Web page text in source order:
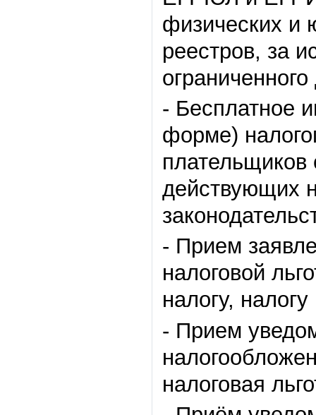
физических и
реестров, за
- Бесплатное
форме)
плательщиков
действующих
- Прием
налоговой
налогу,
- Прием
налоговая